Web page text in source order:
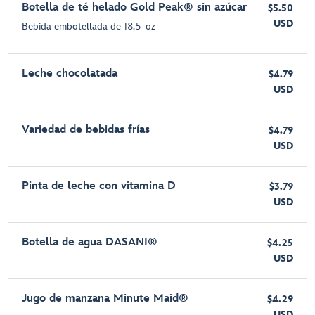
Botella de té helado Gold Peak® sin azúcar
Bebida embotellada de 18.5 oz
$5.50
USD
Leche chocolatada
$4.79
USD
Variedad de bebidas frías
$4.79
USD
Pinta de leche con vitamina D
$3.79
USD
Botella de agua DASANI®
$4.25
USD
Jugo de manzana Minute Maid®
$4.29